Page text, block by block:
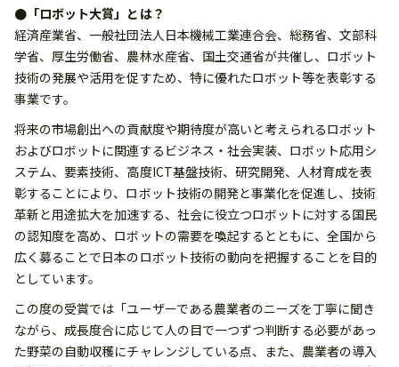
●「ロボット大賞」とは？
経済産業省、一般社団法人日本機械工業連合会、総務省、文部科
学省、厚生労働省、農林水産省、国土交通省が共催し、ロボット
技術の発展や活用を促すため、特に優れたロボット等を表彰する
事業です。
将来の市場創出への貢献度や期待度が高いと考えられるロボット
およびロボットに関連するビジネス・社会実装、ロボット応用シ
ステム、要素技術、高度ICT基盤技術、研究開発、人材育成を表
彰することにより、ロボット技術の開発と事業化を促進し、技術
革新と用途拡大を加速する、社会に役立つロボットに対する国民
の認知度を高め、ロボットの需要を喚起するとともに、全国から
広く募ることで日本のロボット技術の動向を把握することを目的
としています。
この度の受賞では「ユーザーである農業者のニーズを丁寧に聞き
ながら、成長度合に応じて人の目で一つずつ判断する必要があっ
た野菜の自動収穫にチャレンジしている点、また、農業者の導入